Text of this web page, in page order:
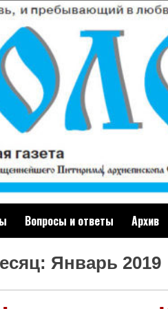
Вопросы и ответы Архив
Январь 2019